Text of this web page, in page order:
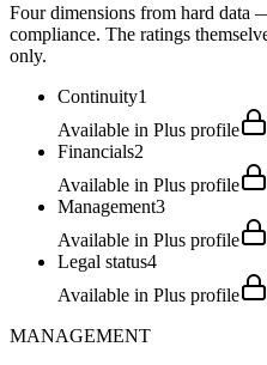
Four dimensions from hard data
compliance. The ratings
only.
Continuity1
Available in Plus profile
Financials2
Available in Plus profile
Management3
Available in Plus profile
Legal status4
Available in Plus profile
MANAGEMENT